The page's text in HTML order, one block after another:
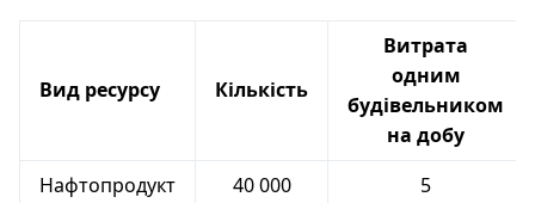
Вид ресурсу Кількість
Витрата
одним
будівельником
на добу
Нафтопродукт
40 000
5